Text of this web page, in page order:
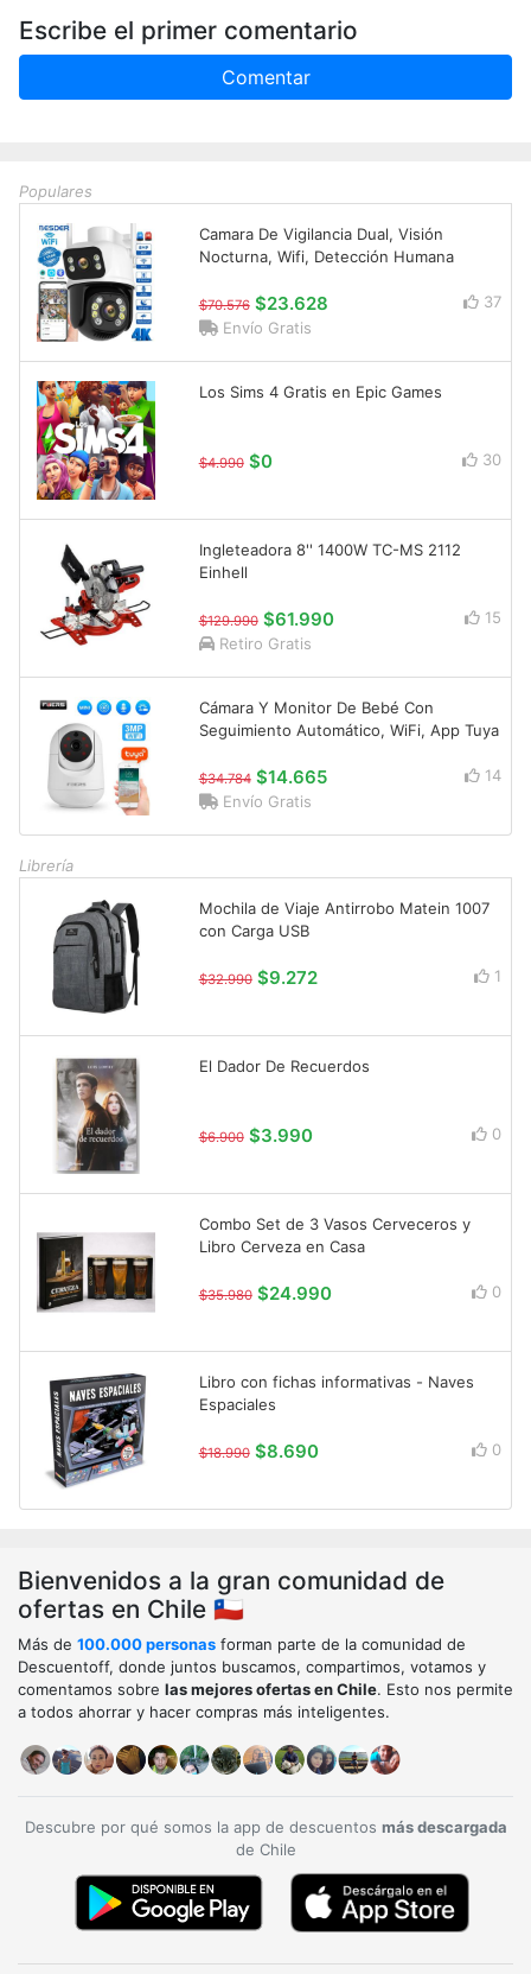
Escribe el primer comentario
Comentar
Populares
Camara De Vigilancia Dual, Visión
Nocturna, Wifi, Detección Humana
$70.576 $23.628
37
Envío Gratis
Los Sims 4 Gratis en Epic Games
$4.990 $0 30
Ingleteadora 8'' 1400W TC-MS 2112
Einhell
$129.990 $61.990
15
Retiro Gratis
Cámara Y Monitor De Bebé Con
Seguimiento Automático, WiFi, App Tuya
$34.784 $14.665
14
Envío Gratis
Librería
Mochila de Viaje Antirrobo Matein 1007
con Carga USB
$32.990 $9.272 1
El Dador De Recuerdos
$6.900 $3.990 0
Combo Set de 3 Vasos Cerveceros y
Libro Cerveza en Casa
$35.980 $24.990 0
Libro con fichas informativas - Naves
Espaciales
$18.990 $8.690 0
Bienvenidos a la gran comunidad de
ofertas en Chile 🇨🇱
Más de 100.000 personas forman parte de la comunidad de
Descuentoff, donde juntos buscamos, compartimos, votamos y
comentamos sobre las mejores ofertas en Chile. Esto nos permite
a todos ahorrar y hacer compras más inteligentes.
Descubre por qué somos la app de descuentos más descargada
de Chile